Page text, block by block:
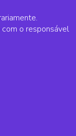
o responsável